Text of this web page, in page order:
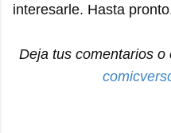
interesarle. Hasta
Deja tus comentarios